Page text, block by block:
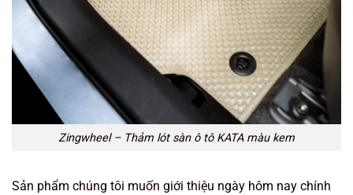
Zingwheel – Thảm lót sàn ô tô KATA màu kem
Sản phẩm chúng tôi muốn giới thiệu ngày hôm nay chính